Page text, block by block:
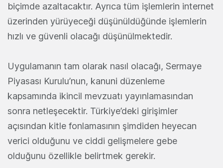
biçimde azaltacaktır. Ayrıca tüm işlemlerin internet
üzerinden yürüyeceği düşünüldüğünde işlemlerin
hızlı ve güvenli olacağı düşünülmektedir.
Uygulamanın tam olarak nasıl olacağı, Sermaye
Piyasası Kurulu’nun, kanuni düzenleme
kapsamında ikincil mevzuatı yayınlamasından
sonra netleşecektir. Türkiye’deki girişimler
açısından kitle fonlamasının şimdiden heyecan
verici olduğunu ve ciddi gelişmelere gebe
olduğunu özellikle belirtmek gerekir.